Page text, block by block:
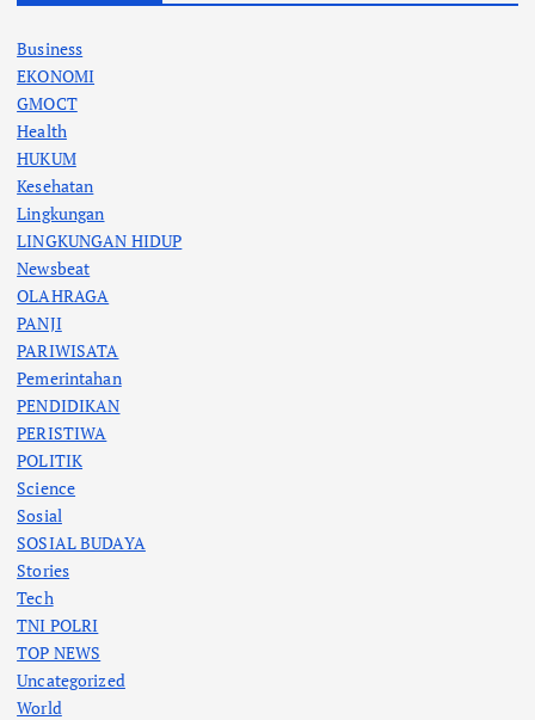
Business
EKONOMI
GMOCT
Health
HUKUM
Kesehatan
Lingkungan
LINGKUNGAN HIDUP
Newsbeat
OLAHRAGA
PANJI
PARIWISATA
Pemerintahan
PENDIDIKAN
PERISTIWA
POLITIK
Science
Sosial
SOSIAL BUDAYA
Stories
Tech
TNI POLRI
TOP NEWS
Uncategorized
World